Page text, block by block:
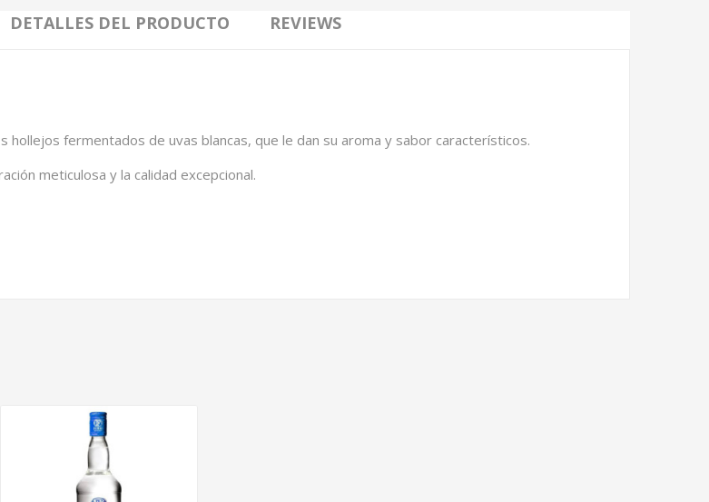
DETALLES DEL PRODUCTO REVIEWS
fermentados de uvas blancas, que le dan su aroma y sabor característicos.
meticulosa y la calidad excepcional.